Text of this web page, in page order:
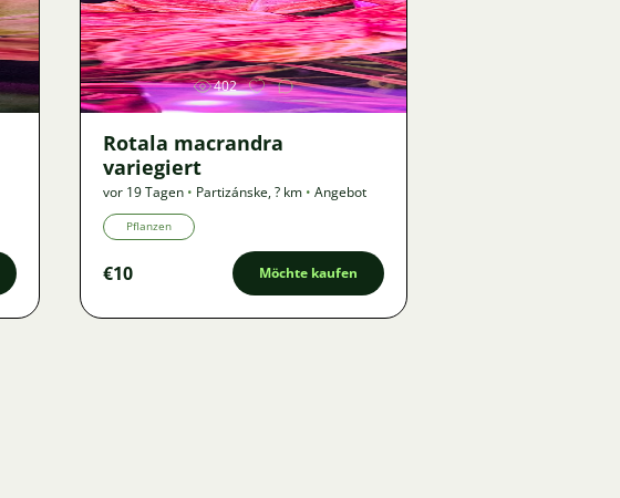
Bild
402
Rotala macrandra
variegiert
vor 19 Tagen • Partizánske,? km • Angebot
Pflanzen
€10 Möchte kaufen